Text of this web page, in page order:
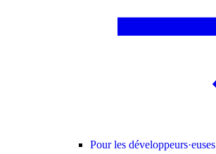
Pour les développeurs·euses